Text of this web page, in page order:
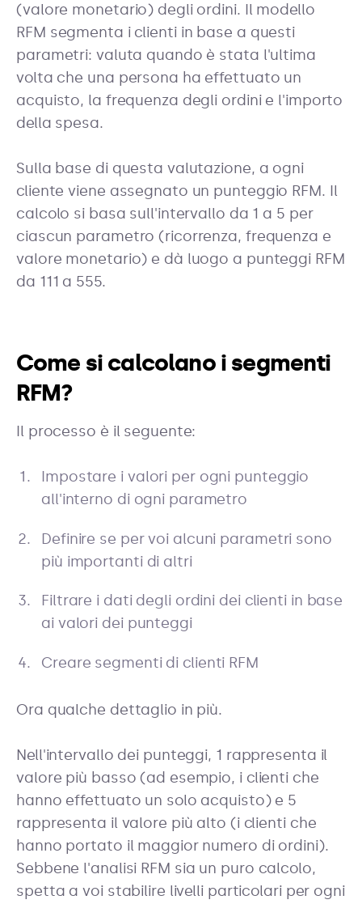
(valore monetario) degli ordini. Il modello
RFM segmenta i clienti in base a questi
parametri: valuta quando è stata l'ultima
volta che una persona ha effettuato un
acquisto, la frequenza degli ordini e l'importo
della spesa.
Sulla base di questa valutazione, a ogni
cliente viene assegnato un punteggio RFM. Il
calcolo si basa sull'intervallo da 1 a 5 per
ciascun parametro (ricorrenza, frequenza e
valore monetario) e dà luogo a punteggi RFM
da 111 a 555.
Come si calcolano i segmenti
RFM?
Il processo è il seguente:
Impostare i valori per ogni punteggio
all'interno di ogni parametro
Definire se per voi alcuni parametri sono
più importanti di altri
Filtrare i dati degli ordini dei clienti in base
ai valori dei punteggi
Creare segmenti di clienti RFM
Ora qualche dettaglio in più.
Nell'intervallo dei punteggi, 1 rappresenta il
valore più basso (ad esempio, i clienti che
hanno effettuato un solo acquisto) e 5
rappresenta il valore più alto (i clienti che
hanno portato il maggior numero di ordini).
Sebbene l'analisi RFM sia un puro calcolo,
spetta a voi stabilire livelli particolari per ogni